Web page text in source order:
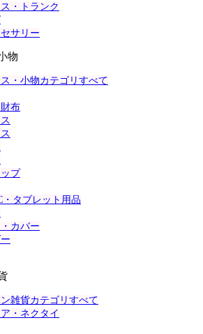
・トランク
サリー
物
・小物カテゴリすべて
布
プ
・タブレット用品
カバー
雑貨カテゴリすべて
・ネクタイ